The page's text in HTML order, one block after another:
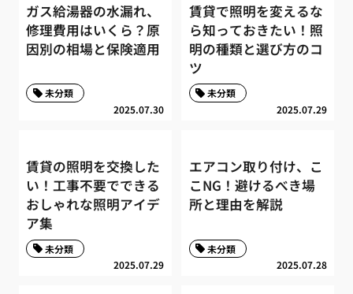
ガス給湯器の水漏れ、
修理費用はいくら？原
因別の相場と保険適用
2025.07.30
未分類
賃貸で照明を変えるな
ら知っておきたい！照
明の種類と選び方のコ
ツ
2025.07.29
未分類
賃貸の照明を交換した
い！工事不要でできる
おしゃれな照明アイデ
ア集
2025.07.29
未分類
エアコン取り付け、こ
こNG！避けるべき場
所と理由を解説
2025.07.28
未分類